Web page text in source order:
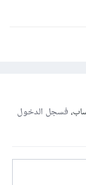
فسجل الدخول